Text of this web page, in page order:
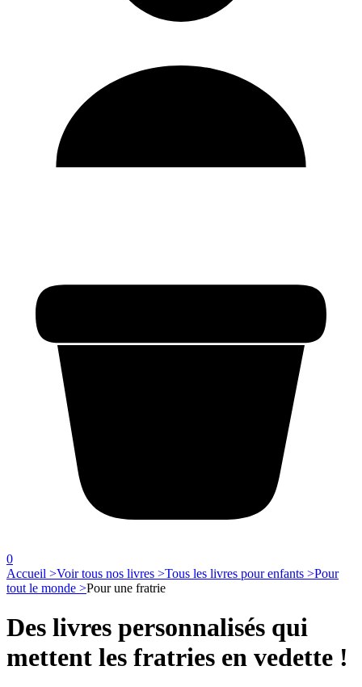
0
Accueil >Voir tous nos livres >Tous les livres pour enfants >Pour
tout le monde >Pour une fratrie
Des livres personnalisés qui
mettent les fratries en vedette !